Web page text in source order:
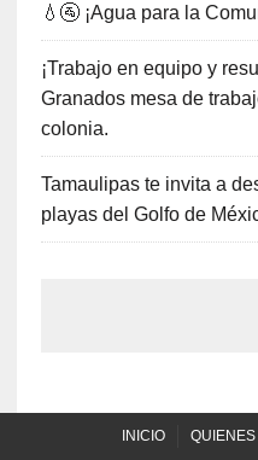
💧🚰 ¡Agua para la
¡Trabajo en equipo y
Granados mesa de
colonia.
Tamaulipas te invita a
playas del Golfo de
INICIO